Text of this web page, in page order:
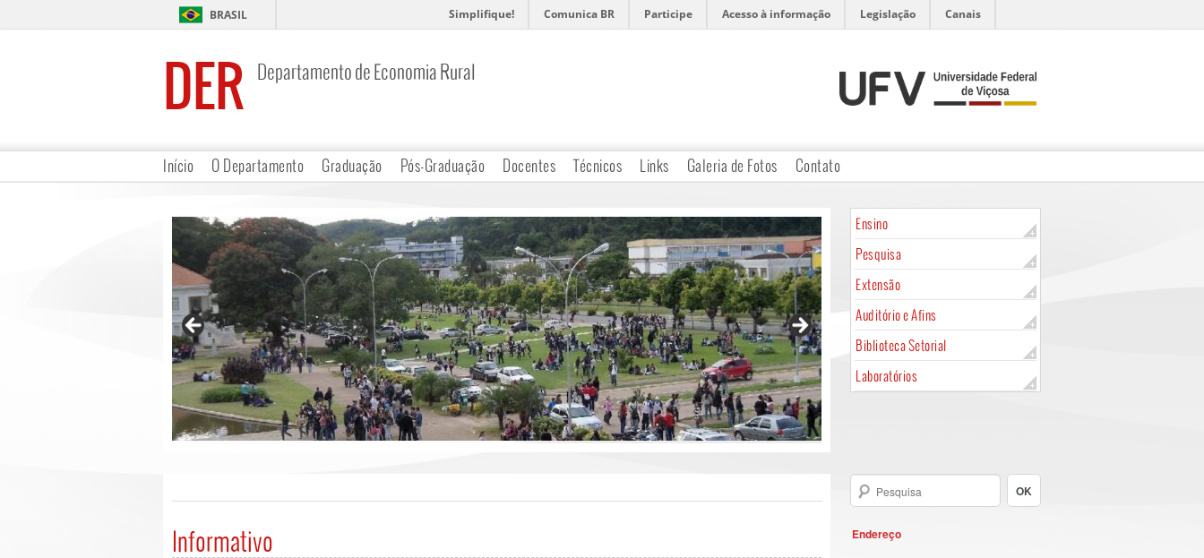
BRASIL Simplifique! Comunica BR Participe Acesso à informação Legislação Canais
DER Departamento de Economia Rural
Início O Departamento Graduação Pós-Graduação Docentes Técnicos Links Galeria de Fotos Contato
Ensino
Pesquisa
Extensão
Auditório e Afins
Biblioteca Setorial
Laboratórios
Endereço
Informativo